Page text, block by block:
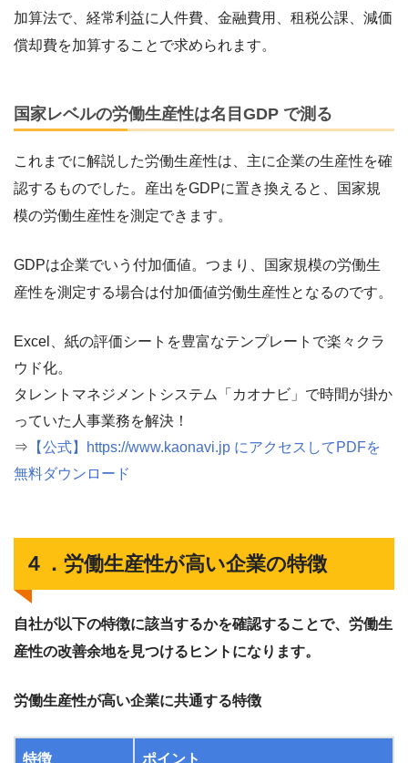
加算法で、経常利益に人件費、金融費用、租税公課、減価
償却費を加算することで求められます。
国家レベルの労働生産性は名目GDP で測る
これまでに解説した労働生産性は、主に企業の生産性を確
認するものでした。産出をGDPに置き換えると、国家規
模の労働生産性を測定できます。
GDPは企業でいう付加価値。つまり、国家規模の労働生
産性を測定する場合は付加価値労働生産性となるのです。
Excel、紙の評価シートを豊富なテンプレートで楽々クラ
ウド化。
タレントマネジメントシステム「カオナビ」で時間が掛か
っていた人事業務を解決！
⇒ 【公式】https://www.kaonavi.jp にアクセスしてPDFを
無料ダウンロード
４．労働生産性が高い企業の特徴
自社が以下の特徴に該当するかを確認することで、労働生
産性の改善余地を見つけるヒントになります。
労働生産性が高い企業に共通する特徴
特徴 ポイント